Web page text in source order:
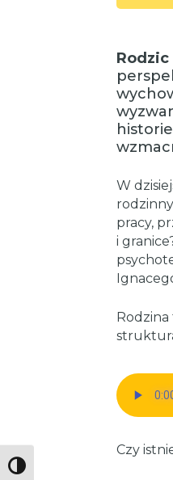
Toggle High Contrast
Rodzic
W
pracy,
i
Rodzina
Czy